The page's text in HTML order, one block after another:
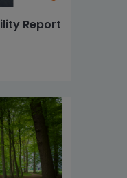
Report